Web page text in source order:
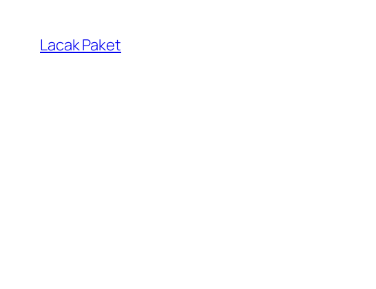
konten
Lacak Paket